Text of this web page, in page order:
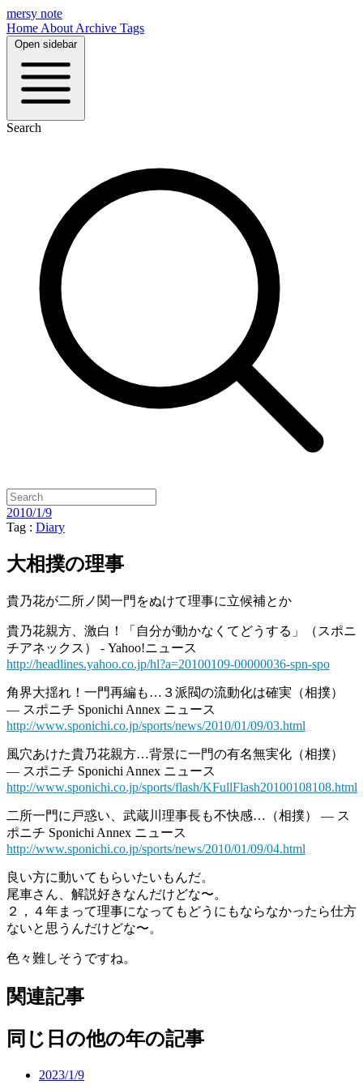
mersy note
Home About Archive Tags
Open sidebar
Search
2010/1/9
Tag : Diary
大相撲の理事
貴乃花が二所ノ関一門をぬけて理事に立候補とか
貴乃花親方、激白！「自分が動かなくてどうする」（スポニ
チアネックス） - Yahoo!ニュース
http://headlines.yahoo.co.jp/hl?a=20100109-00000036-spn-spo
角界大揺れ！一門再編も…３派閥の流動化は確実（相撲）
— スポニチ Sponichi Annex ニュース
http://www.sponichi.co.jp/sports/news/2010/01/09/03.html
風穴あけた貴乃花親方…背景に一門の有名無実化（相撲）
— スポニチ Sponichi Annex ニュース
http://www.sponichi.co.jp/sports/flash/KFullFlash20100108108.html
二所一門に戸惑い、武蔵川理事長も不快感…（相撲） — ス
ポニチ Sponichi Annex ニュース
http://www.sponichi.co.jp/sports/news/2010/01/09/04.html
良い方に動いてもらいたいもんだ。
尾車さん、解説好きなんだけどな〜。
２，４年まって理事になってもどうにもならなかったら仕方
ないと思うんだけどな〜。
色々難しそうですね。
関連記事
同じ日の他の年の記事
2023/1/9